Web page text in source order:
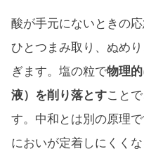
酸が手元にないときの
ひとつまみ取り、ぬめ
ぎます。塩の粒で物理
液）を削り落とすこと
す。中和とは別の原理
においが定着しにくく